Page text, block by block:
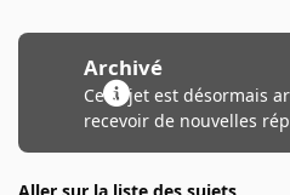
Archivé
Ce sujet est désormais
recevoir de nouvelles